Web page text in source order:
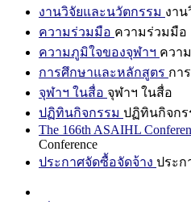
งานวิจัยและนวัตกรรม งา
ความร่วมมือ ความร่วมมือ
ความภูมิใจของจุฬาฯ ควา
การศึกษาและหลักสูตร กา
จุฬาฯ ในสื่อ จุฬาฯ ในสื่อ
ปฏิทินกิจกรรม ปฏิทินกิจกร
The 166th ASAIHL
Conference
ประกาศจัดซื้อจัดจ้าง ประก